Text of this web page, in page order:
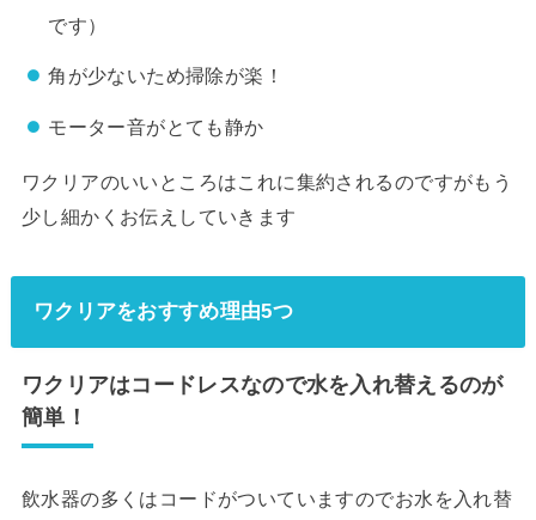
です）
角が少ないため掃除が楽！
モーター音がとても静か
ワクリアのいいところはこれに集約されるのですがもう
少し細かくお伝えしていきます
ワクリアをおすすめ理由5つ
ワクリアはコードレスなので水を入れ替えるのが
簡単！
飲水器の多くはコードがついていますのでお水を入れ替